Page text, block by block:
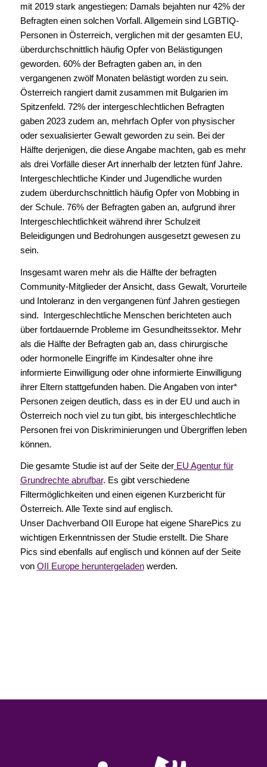
mit 2019 stark angestiegen: Damals bejahten nur 42% der
Befragten einen solchen Vorfall. Allgemein sind LGBTIQ-
Personen in Österreich, verglichen mit der gesamten EU,
überdurchschnittlich häufig Opfer von Belästigungen
geworden. 60% der Befragten gaben an, in den
vergangenen zwölf Monaten belästigt worden zu sein.
Österreich rangiert damit zusammen mit Bulgarien im
Spitzenfeld. 72% der intergeschlechtlichen Befragten
gaben 2023 zudem an, mehrfach Opfer von physischer
oder sexualisierter Gewalt geworden zu sein. Bei der
Hälfte derjenigen, die diese Angabe machten, gab es mehr
als drei Vorfälle dieser Art innerhalb der letzten fünf Jahre.
Intergeschlechtliche Kinder und Jugendliche wurden
zudem überdurchschnittlich häufig Opfer von Mobbing in
der Schule. 76% der Befragten gaben an, aufgrund ihrer
Intergeschlechtlichkeit während ihrer Schulzeit
Beleidigungen und Bedrohungen ausgesetzt gewesen zu
sein.
Insgesamt waren mehr als die Hälfte der befragten
Community-Mitglieder der Ansicht, dass Gewalt, Vorurteile
und Intoleranz in den vergangenen fünf Jahren gestiegen
sind. Intergeschlechtliche Menschen berichteten auch
über fortdauernde Probleme im Gesundheitssektor. Mehr
als die Hälfte der Befragten gab an, dass chirurgische
oder hormonelle Eingriffe im Kindesalter ohne ihre
informierte Einwilligung oder ohne informierte Einwilligung
ihrer Eltern stattgefunden haben. Die Angaben von inter*
Personen zeigen deutlich, dass es in der EU und auch in
Österreich noch viel zu tun gibt, bis intergeschlechtliche
Personen frei von Diskriminierungen und Übergriffen leben
können.
Die gesamte Studie ist auf der Seite derEU Agentur für
Grundrechte abrufbar. Es gibt verschiedene
Filtermöglichkeiten und einen eigenen Kurzbericht für
Österreich. Alle Texte sind auf englisch.
Unser Dachverband OII Europe hat eigene SharePics zu
wichtigen Erkenntnissen der Studie erstellt. Die Share
Pics sind ebenfalls auf englisch und können auf der Seite
von OII Europe heruntergeladenwerden.